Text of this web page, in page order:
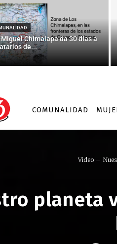
Miguel Chimalapa da 30 días a
de...
COMUNALIDAD
Video
planeta